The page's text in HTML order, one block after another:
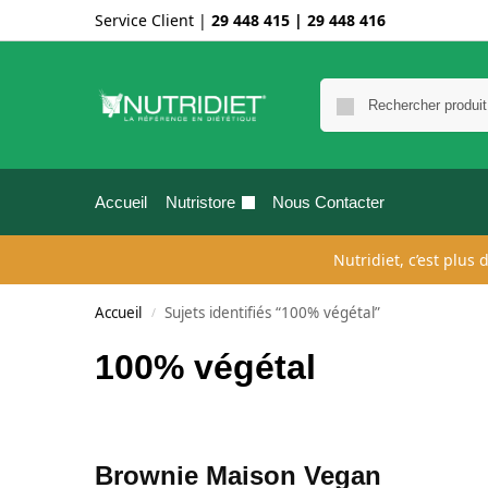
Service Client | 29 448 415 | 29 448 416
Accueil Nutristore Nous Contacter
Nutridiet, c’est plus
Accueil / Sujets identifiés “100% végétal”
100% végétal
Brownie Maison Vegan